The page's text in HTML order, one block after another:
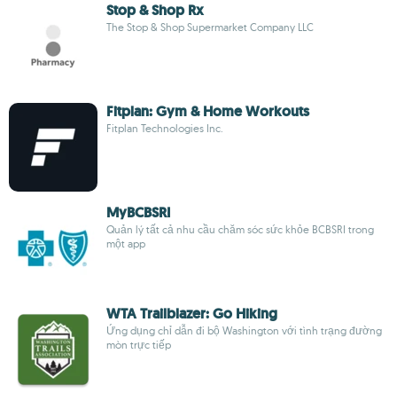
Stop & Shop Rx
The Stop & Shop Supermarket Company LLC
Fitplan: Gym & Home Workouts
Fitplan Technologies Inc.
MyBCBSRI
Quản lý tất cả nhu cầu chăm sóc sức khỏe BCBSRI trong
một app
WTA Trailblazer: Go Hiking
Ứng dụng chỉ dẫn đi bộ Washington với tình trạng đường
mòn trực tiếp